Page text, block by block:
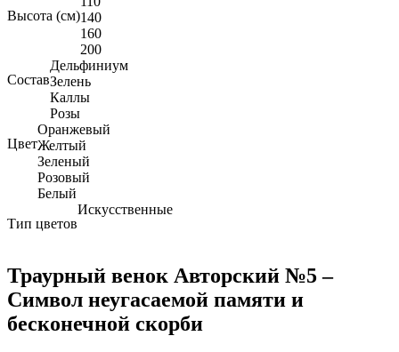
Высота (см)140
160
200
Состав
Дельфиниум
Зелень
Каллы
Розы
Цвет
Оранжевый
Желтый
Зеленый
Розовый
Белый
Тип цветов
Искусственные
Траурный венок Авторский №5 –
Символ неугасаемой памяти и
бесконечной скорби